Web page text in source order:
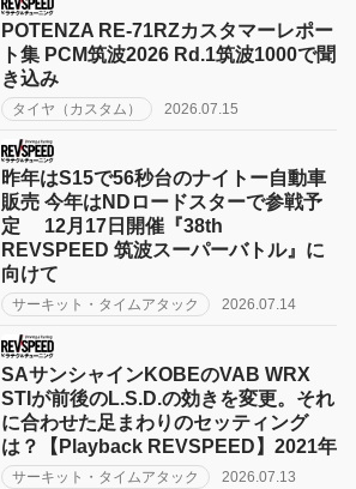
POTENZA RE-71RZカスタマーレポー
ト集 PCM筑波2026 Rd.1筑波1000で聞
き込み
タイヤ（カスタム） 2026.07.15
昨年はS15で56秒台のナイトー自動車
販売 今年はNDロードスターで参戦予
定 12月17日開催『38th
REVSPEED 筑波スーパーバトル』に
向けて
サーキット・タイムアタック 2026.07.14
SAサンシャインKOBEのVAB WRX
STIが前後のL.S.D.の効きを変更。それ
に合わせた足まわりのセッティング
は？【Playback REVSPEED】2021年
サーキット・タイムアタック 2026.07.13